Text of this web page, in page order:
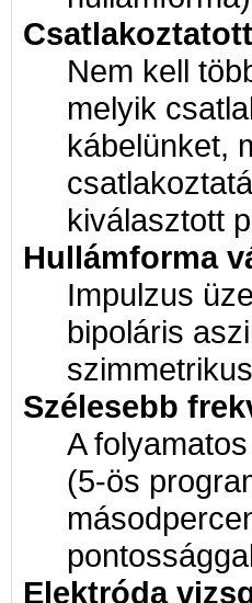
Nem kell
melyik
kábelünket,
kiválasztott
Hullámforma
Impulzus
bipoláris
Szélesebb
A
(5-ös
Elektróda